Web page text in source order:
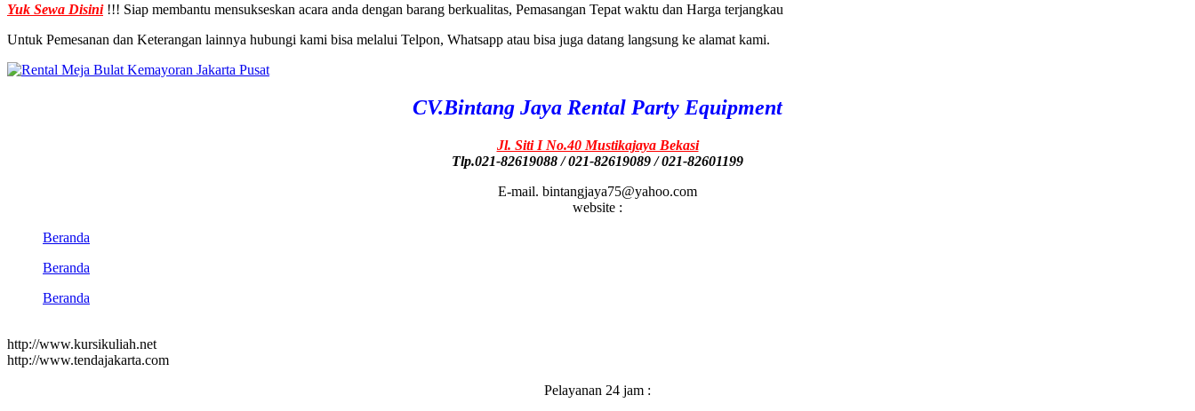
Yuk Sewa Disini !!! Siap membantu mensukseskan acara anda dengan barang berkualitas, Pemasangan Tepat waktu dan Harga terjangkau
Untuk Pemesanan dan Keterangan lainnya hubungi kami bisa melalui Telpon, Whatsapp atau bisa juga datang langsung ke alamat kami.
CV.Bintang Jaya Rental Party Equipment
Jl. Siti I No.40 Mustikajaya Bekasi
Tlp.021-82619088 / 021-82619089 / 021-82601199
E-mail. bintangjaya75@yahoo.com
website :
Beranda
Beranda
Beranda
http://www.kursikuliah.net
http://www.tendajakarta.com
Pelayanan 24 jam :